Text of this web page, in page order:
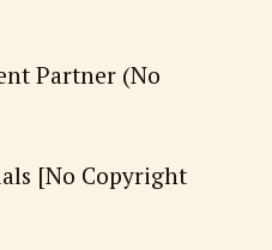
Partner (No
[No Copyright